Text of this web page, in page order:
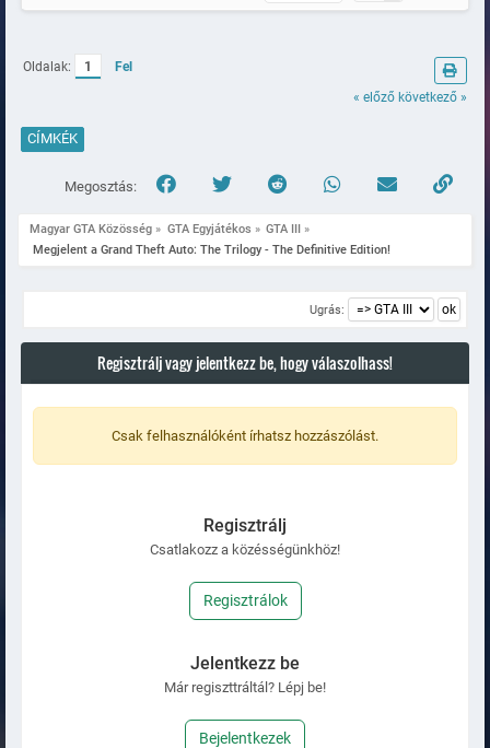
Oldalak: 1
Fel
« előző következő »
CÍMKÉK
Megosztás:
Magyar GTA Közösség » GTA Egyjátékos » GTA III
»
Megjelent a Grand Theft Auto: The Trilogy - The Definitive Edition!
Ugrás:
Regisztrálj vagy jelentkezz be, hogy válaszolhass!
Csak felhasználóként írhatsz hozzászólást.
Regisztrálj
Csatlakozz a közésségünkhöz!
Regisztrálok
Jelentkezz be
Már regiszttráltál? Lépj be!
Bejelentkezek